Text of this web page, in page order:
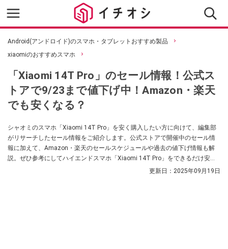
Android(アンドロイド)のスマホ・タブレットおすすめ製品
xiaomiのおすすめスマホ
「Xiaomi 14T Pro」のセール情報！公式ス
トアで9/23まで値下げ中！Amazon・楽天
でも安くなる？
シャオミのスマホ「Xiaomi 14T Pro」を安く購入したい方に向けて、編集部
がリサーチしたセール情報をご紹介します。公式ストアで開催中のセール情
報に加えて、Amazon・楽天のセールスケジュールや過去の値下げ情報も解
説。ぜひ参考にしてハイエンドスマホ「Xiaomi 14T Pro」をできるだけ安く
更新日： 2025年09月19日